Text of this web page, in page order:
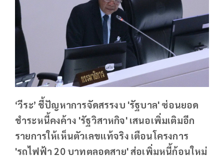
‘วีระ’ ชี้ปัญหาการจัดสรรงบ 'รัฐบาล' ซ่อนยอด
ชำระหนี้คงค้าง 'รัฐวิสาหกิจ' เสนอเพิ่มเติมอีก
รายการให้เห็นตัวเลขแท้จริง เตือนโครงการ
'รถไฟฟ้า 20 บาทตลอดสาย' ส่อเพิ่มหนี้ก้อนใหม่